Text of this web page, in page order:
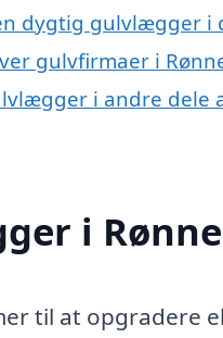
dygtig gulvlægger i
gulvfirmaer i
i andre dele
i
til at opgradere